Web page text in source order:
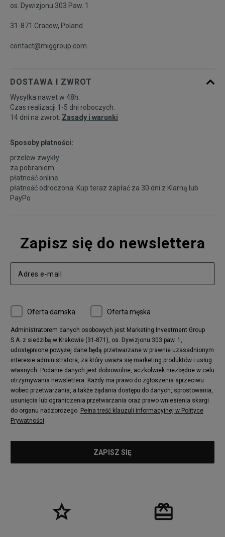
os. Dywizjonu 303 Paw. 1
31-871 Cracow, Poland
contact@miggroup.com
DOSTAWA I ZWROT
Wysyłka nawet w 48h.
Czas realizacji 1-5 dni roboczych.
14 dni na zwrot. Zasady i warunki
Sposoby płatności:
przelew zwykły
za pobraniem
płatność online
płatność odroczona: Kup teraz zapłać za 30 dni z Klarną lub
PayPo
Zapisz się do newslettera
Oferta damska Oferta męska
Administratorem danych osobowych jest Marketing Investment Group
S.A. z siedzibą w Krakowie (31-871), os. Dywizjonu 303 paw. 1,
udostępnione powyżej dane będą przetwarzane w prawnie uzasadnionym
interesie administratora, za który uważa się marketing produktów i usług
własnych. Podanie danych jest dobrowolne, aczkolwiek niezbędne w celu
otrzymywania newslettera. Każdy ma prawo do zgłoszenia sprzeciwu
wobec przetwarzania, a także żądania dostępu do danych, sprostowania,
usunięcia lub ograniczenia przetwarzania oraz prawo wniesienia skargi
do organu nadzorczego. Pełna treść klauzuli informacyjnej w Polityce
Prywatności